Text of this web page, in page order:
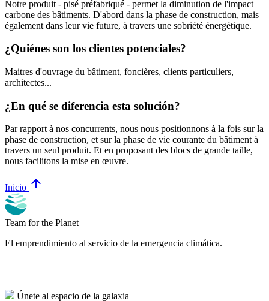
Notre produit - pisé préfabriqué - permet la diminution de l'impact
carbone des bâtiments. D'abord dans la phase de construction, mais
également dans leur vie future, à travers une sobriété énergétique.
¿Quiénes son los clientes potenciales?
Maitres d'ouvrage du bâtiment, foncières, clients particuliers,
architectes...
¿En qué se diferencia esta solución?
Par rapport à nos concurrents, nous nous positionnons à la fois sur la
phase de construction, et sur la phase de vie courante du bâtiment à
travers un seul produit. Et en proposant des blocs de grande taille,
nous facilitons la mise en œuvre.
Inicio arrow_upward
Team for the Planet
El emprendimiento al servicio de la emergencia climática.
Únete al espacio de la galaxia